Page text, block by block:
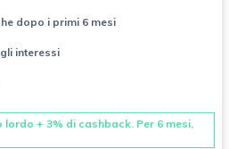
dopo i primi 6 mesi
interessi
lordo + 3% di cashback. Per 6 mesi,